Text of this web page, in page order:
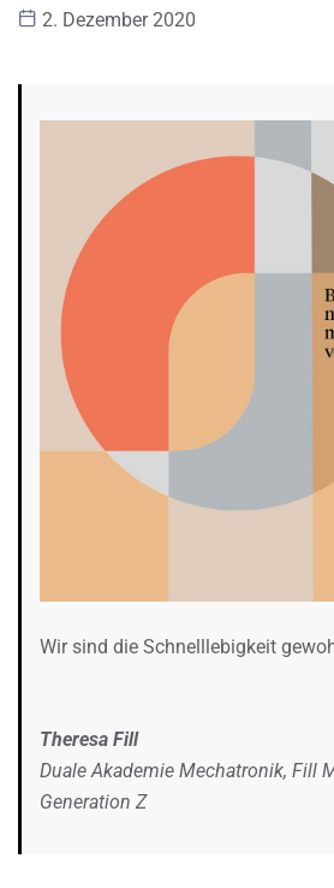
2. Dezember 2020
Wir sind die Schnelllebigkeit
Theresa Fill
Duale Akademie Mechatronik, Fill
Generation Z